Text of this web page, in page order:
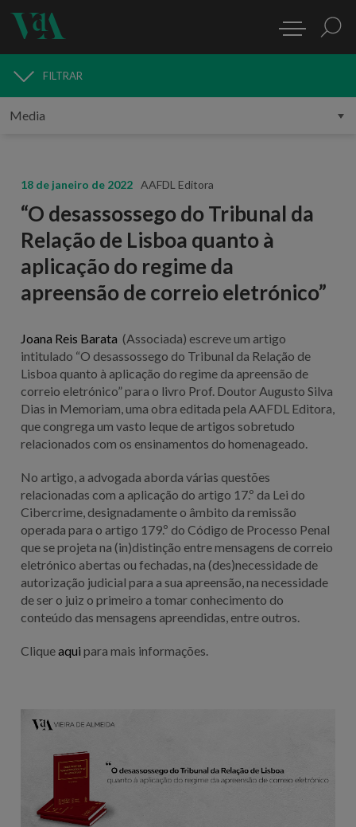
MEDIA
FILTRAR
18 de janeiro de 2022 AAFDL Editora
“O desassossego do Tribunal da
Relação de Lisboa quanto à
aplicação do regime da
apreensão de correio eletrónico”
Joana Reis Barata (Associada) escreve um artigo
intitulado “O desassossego do Tribunal da Relação de
Lisboa quanto à aplicação do regime da apreensão de
correio eletrónico” para o livro Prof. Doutor Augusto Silva
Dias in Memoriam, uma obra editada pela AAFDL Editora,
que congrega um vasto leque de artigos sobretudo
relacionados com os ensinamentos do homenageado.
No artigo, a advogada aborda várias questões
relacionadas com a aplicação do artigo 17.º da Lei do
Cibercrime, designadamente o âmbito da remissão
operada para o artigo 179.º do Código de Processo Penal
que se projeta na (in)distinção entre mensagens de correio
eletrónico abertas ou fechadas, na (des)necessidade de
autorização judicial para a sua apreensão, na necessidade
de ser o juiz o primeiro a tomar conhecimento do
conteúdo das mensagens apreendidas, entre outros.
Cliqueaqui para mais informações.